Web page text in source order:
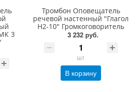
3
Тромбон Оповещатель
речевой настенный "Глагол
Н2-10" Громкоговоритель
3 232 руб.
шт
В корзину